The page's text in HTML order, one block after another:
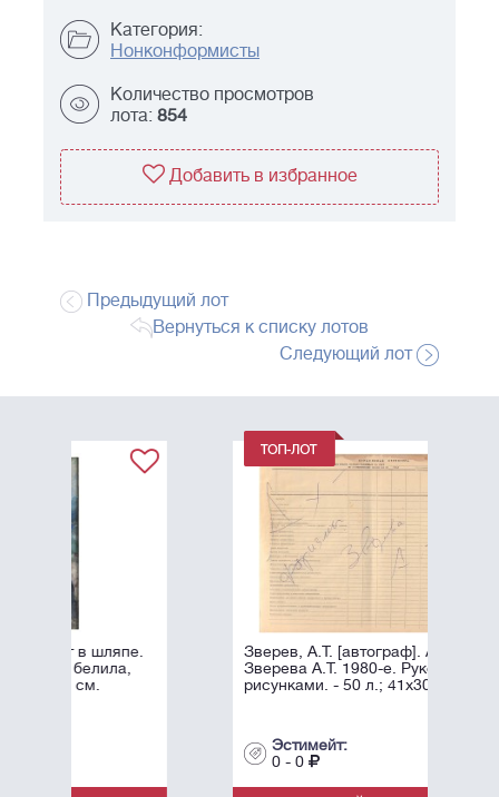
Категория:
Нонконформисты
Количество просмотров
лота: 854
Добавить в избранное
Предыдущий лот
Вернуться к списку лотов
Следующий лот
Зверев, А.Т. [автограф]. Афоризмы
Зверева А.Т. 1980-е. Рукопись с
рисунками. - 50 л.; 41x30 см.